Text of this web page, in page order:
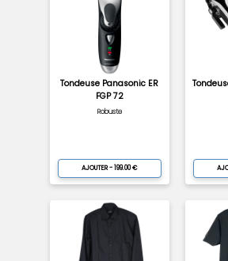
Tondeuse Panasonic ER
FGP 72
Robuste
AJOUTER - 199.00 €